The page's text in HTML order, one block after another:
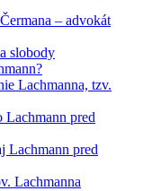
– advokát
slobody
Lachmanna, tzv.
Lachmann pred
Lachmann pred
Lachmanna